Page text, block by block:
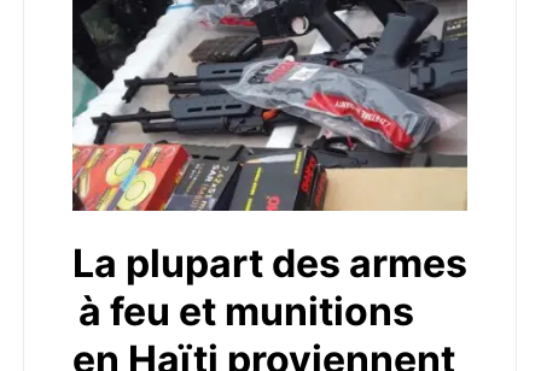
La plupart des armes
à feu et munitions
en Haïti proviennent